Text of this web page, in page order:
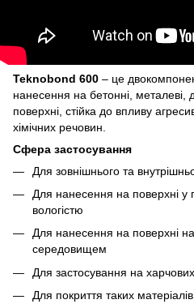
Teknobond 600 – це
нанесення на бетонні, металеві,
поверхні, стійка до впливу
хімічних речовин.
Сфера застосування
Для зовнішнього та
Для нанесення на поверхні
вологістю
Для нанесення на поверхні
середовищем
Для застосування на
Для покриття таких